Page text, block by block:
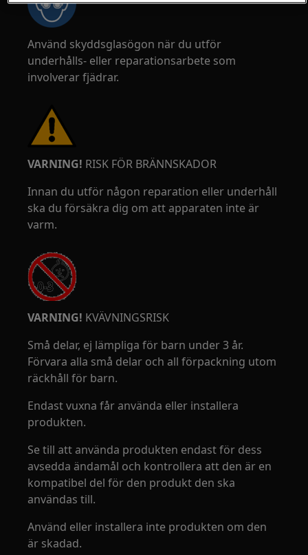
Använd skyddsglasögon när du utför
underhålls- eller reparationsarbete som
involverar fjädrar.
VARNING! RISK FÖR BRÄNNSKADOR
Innan du utför någon reparation eller underhåll
ska du försäkra dig om att apparaten inte är
varm.
VARNING! KVÄVNINGSRISK
Små delar, ej lämpliga för barn under 3 år.
Förvara alla små delar och all förpackning utom
räckhåll för barn.
Endast vuxna får använda eller installera
produkten.
Se till att använda produkten endast för dess
avsedda ändamål och kontrollera att den är en
kompatibel del för den produkt den ska
användas till.
Använd eller installera inte produkten om den
är skadad.